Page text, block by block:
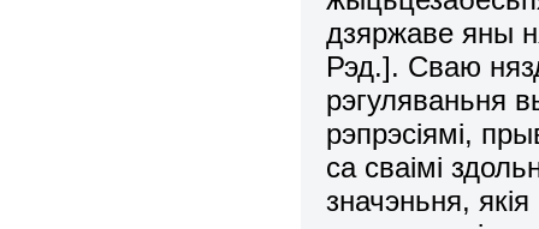
дзяржаве яны
Рэд.]. Сваю
рэгуляваньня
pэпpэсіямі,
са сваімі
значэньня,